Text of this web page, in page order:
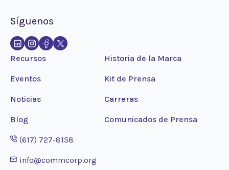
Síguenos
Recursos
Eventos
Noticias
Blog
Historia de la Marca
Kit de Prensa
Carreras
Comunicados de Prensa
Opens phone application
(617) 727-8158
Opens email application
info@commcorp.org